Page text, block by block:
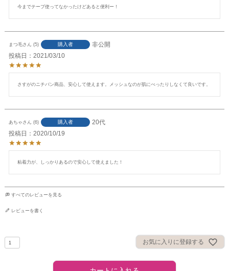
今までテープ使ってなかったけどあると便利ー！
まつ毛 5 購入者
非公開
投稿日
2021/03/10
さすがのニチバン商品、安心して使えます。メッシュなのが肌にべったりしなくて良いです。
あちゃ 6 購入者
20代
投稿日
2020/10/19
粘着力が、しっかりあるので安心して使えました！
すべてのレビューを見る
レビューを書く
お気に入りに登録する